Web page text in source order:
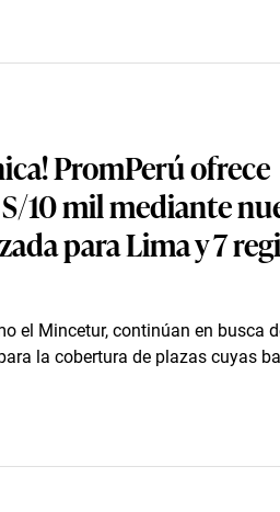
PromPerú ofrece
10 mil mediante
para Lima y 7
el Mincetur, continúan en busca
la cobertura de plazas cuyas